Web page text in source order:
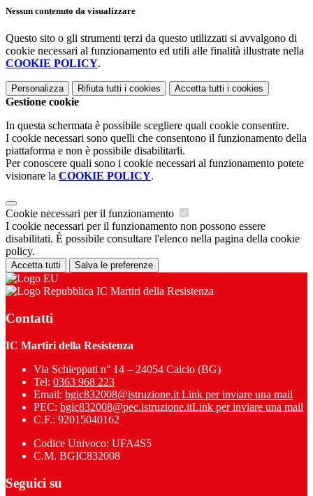
Nessun contenuto da visualizzare
Questo sito o gli strumenti terzi da questo utilizzati si avvalgono di
cookie necessari al funzionamento ed utili alle finalità illustrate nella
COOKIE POLICY.
Personalizza Rifiuta tutti i cookies Accetta tutti i cookies
Gestione cookie
In questa schermata è possibile scegliere quali cookie consentire.
I cookie necessari sono quelli che consentono il funzionamento della
piattaforma e non è possibile disabilitarli.
Per conoscere quali sono i cookie necessari al funzionamento potete
visionare la COOKIE POLICY.
Cookie necessari per il funzionamento
I cookie necessari per il funzionamento non possono essere
disabilitati. È possibile consultare l'elenco nella pagina della cookie
policy.
Accetta tutti Salva le preferenze
IC Martiri della Resistenza
Contatti
IC Martiri della Resistenza
Via Schieppati n° 14 – 24054 Calcio (BG)
Tel: 0363 968 223
Email: bgic832008@istruzione.it Link per inviare una mail
PEC: bgic832008@pec.istruzione.itLink per inviare una mail
C.F.: 92015040162
Codice Univoco: UFA4S5
C.M. BGIC832008
Seguici su